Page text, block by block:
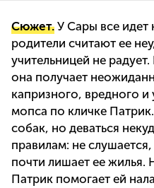
Сюжет. У Сары все идет
родители считают ее
учительницей не
она получает
капризного, вредного
мопса по кличке
собак, но деваться
правилам: не
почти лишает ее
Патрик помогает ей